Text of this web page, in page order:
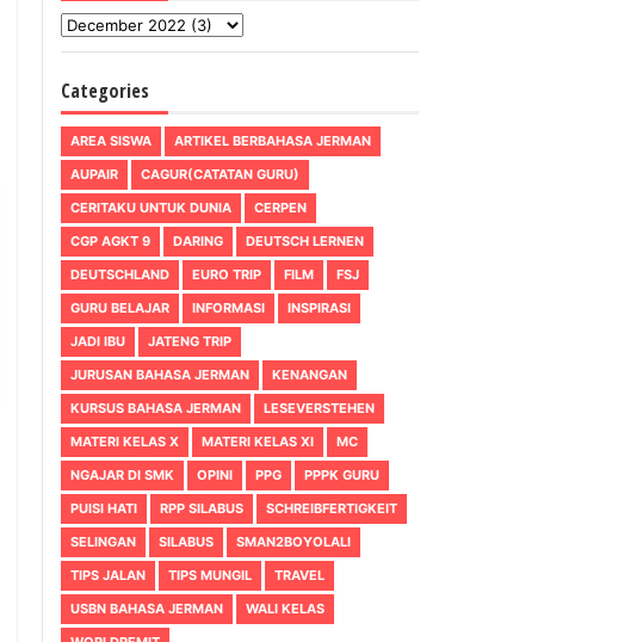
Categories
AREA SISWA
ARTIKEL BERBAHASA JERMAN
AUPAIR
CAGUR(CATATAN GURU)
CERITAKU UNTUK DUNIA
CERPEN
CGP AGKT 9
DARING
DEUTSCH LERNEN
DEUTSCHLAND
EURO TRIP FILM
FSJ
GURU BELAJAR
INFORMASI
INSPIRASI
JADI IBU
JATENG TRIP
JURUSAN BAHASA JERMAN
KENANGAN
KURSUS BAHASA JERMAN
LESEVERSTEHEN
MATERI KELAS X
MATERI KELAS XI
MC
NGAJAR DI SMK
OPINI PPG
PPPK GURU
PUISI HATI
RPP SILABUS
SCHREIBFERTIGKEIT
SELINGAN
SILABUS
SMAN2BOYOLALI
TIPS JALAN
TIPS MUNGIL
TRAVEL
USBN BAHASA JERMAN
WALI KELAS